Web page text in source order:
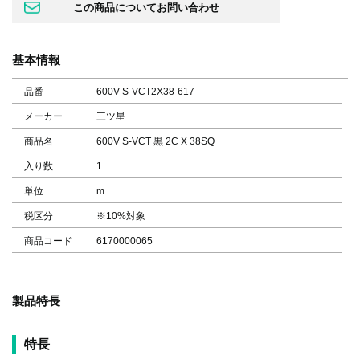
基本情報
品番 600V S-VCT2X38-617
メーカー 三ツ星
商品名 600V S-VCT 黒 2C X 38SQ
入り数 1
単位 m
税区分 ※10%対象
商品コード 6170000065
製品特長
特長